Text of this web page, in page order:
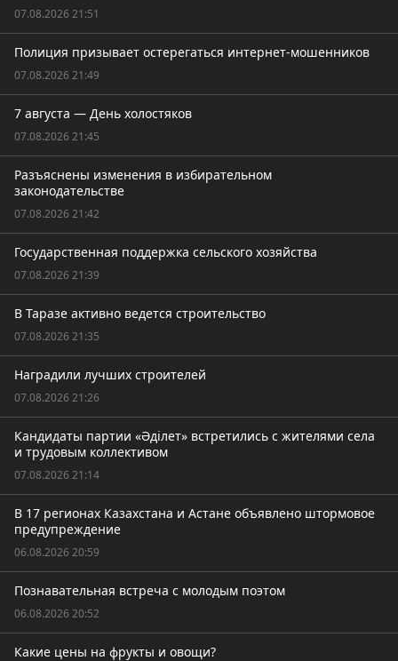
07.08.2026 21:51
Полиция призывает остерегаться интернет-мошенников
07.08.2026 21:49
7 августа — День холостяков
07.08.2026 21:45
Разъяснены изменения в избирательном
законодательстве
07.08.2026 21:42
Государственная поддержка сельского хозяйства
07.08.2026 21:39
В Таразе активно ведется строительство
07.08.2026 21:35
Наградили лучших строителей
07.08.2026 21:26
Кандидаты партии «Әділет» встретились с жителями села
и трудовым коллективом
07.08.2026 21:14
В 17 регионах Казахстана и Астане объявлено штормовое
предупреждение
06.08.2026 20:59
Познавательная встреча с молодым поэтом
06.08.2026 20:52
Какие цены на фрукты и овощи?